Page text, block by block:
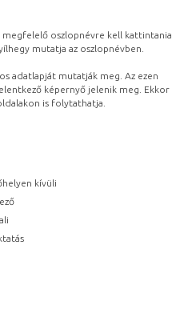
megfelelő oszlopnévre kell kattintania
mutatja az oszlopnévben.
adatlapját mutatják meg. Az ezen
képernyő jelenik meg. Ekkor
is folytathatja.
kívüli